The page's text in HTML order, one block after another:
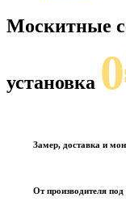
Москитные
установка
Замер, доставка и
От производителя